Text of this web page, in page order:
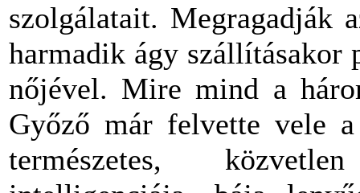
szolgálatait. Megragadják
harmadik ágy szállításakor
nőjével. Mire mind a
Győző már felvette vele
természetes,